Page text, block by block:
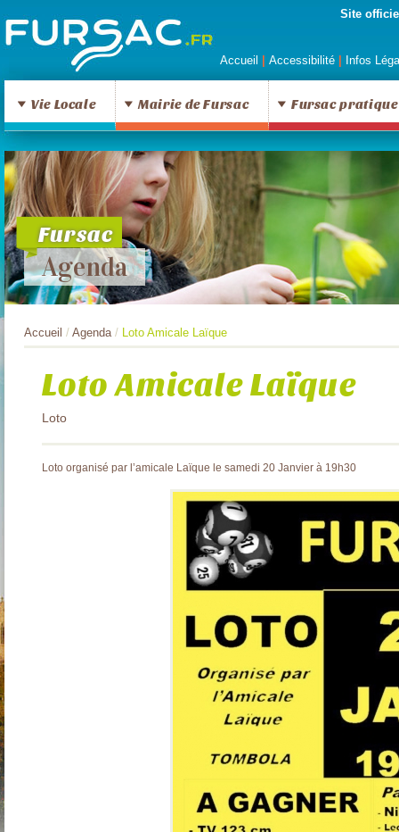
Site
Accueil Accessibilité Infos
Vie Locale Mairie de Fursac Fursac pratique
Fursac
Agenda
Accueil / Agenda / Loto Amicale Laïque
Loto Amicale Laïque
Loto
Loto organisé par l’amicale Laïque le samedi 20 Janvier à 19h30